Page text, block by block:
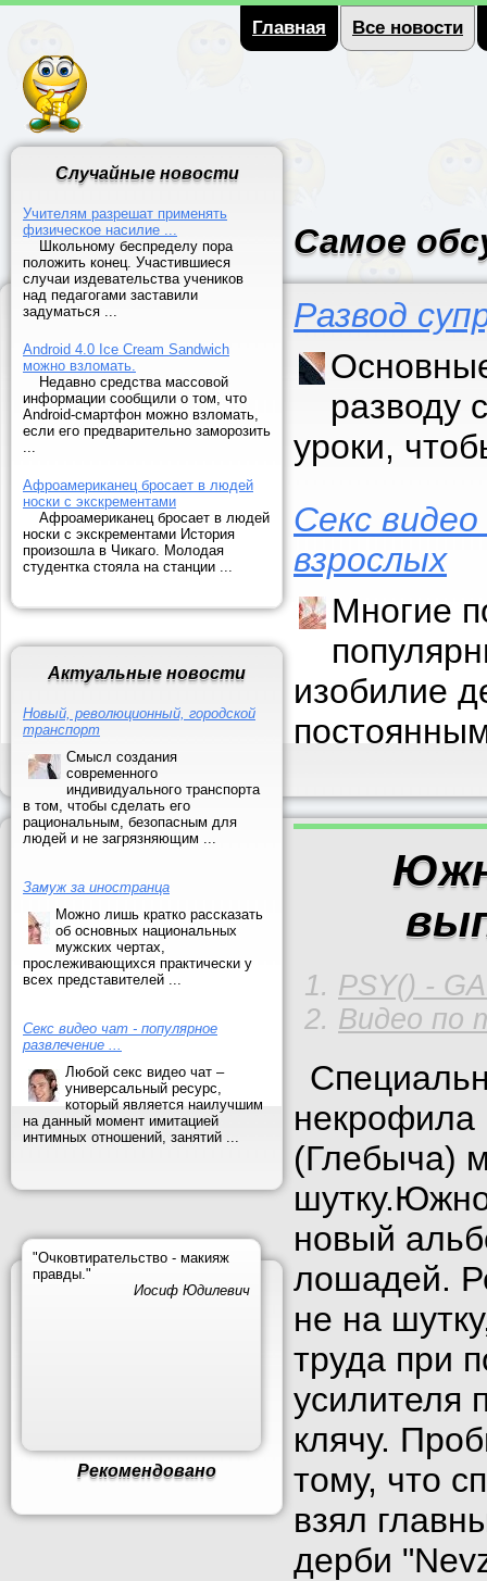
Главная Все новости
Случайные новости
Учителям разрешат применять
физическое насилие ...
Школьному беспределу пора
положить конец. Участившиеся
случаи издевательства учеников
над педагогами заставили
задуматься ...
Android 4.0 Ice Cream Sandwich
можно взломать.
Недавно средства массовой
информации сообщили о том, что
Android-смартфон можно взломать,
если его предварительно заморозить
...
Афроамериканец бросает в людей
носки с экскрементами
Афроамериканец бросает в людей
носки с экскрементами История
произошла в Чикаго. Молодая
студентка стояла на станции ...
Актуальные новости
Новый, революционный, городской
транспорт
Смысл создания
современного
индивидуального транспорта
в том, чтобы сделать его
рациональным, безопасным для
людей и не загрязняющим ...
Замуж за иностранца
Можно лишь кратко рассказать
об основных национальных
мужских чертах,
прослеживающихся практически у
всех представителей ...
Секс видео чат - популярное
развлечение ...
Любой секс видео чат –
универсальный ресурс,
который является наилучшим
на данный момент имитацией
интимных отношений, занятий ...
"Очковтирательство - макияж
правды."
Иосиф Юдилевич
Рекомендовано
Самое
Развод
разводу
уроки,
Секс
взрослых
Многие
изобилие
PSY() -
Видео по
некрофила
(Глебыча)
новый
лошадей.
не на
труда при
усилителя
клячу.
тому, что
взял
дерби